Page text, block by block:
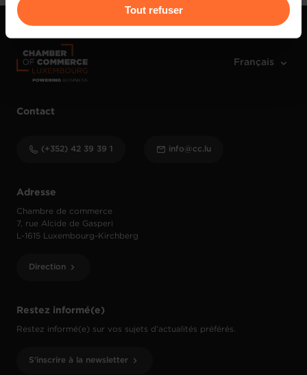
Pour de plus amples informations sur la manière dont
nous utilisons lescookies et sommes amenés à traiter
vos données personnelles, vous pouvez consulter notre
Charte d’usage des cookies
protection des données personnelles
Tout refuser
Restez informé(e)
Restez informé(e) sur vos sujets d’actualités préférés.
S'inscrire à la newsletter
Adresse
Chambre de commerce
7, rue Alcide de Gasperi
L-1615 Luxembourg-Kirchberg
Direction
Contact
(+352) 42 39 39 1 info@cc.lu